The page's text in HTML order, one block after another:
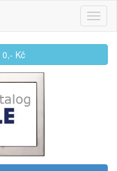
0,- Kč